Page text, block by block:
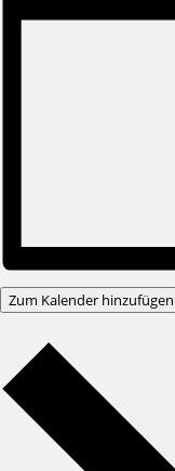
Zum Kalender hinzufügen